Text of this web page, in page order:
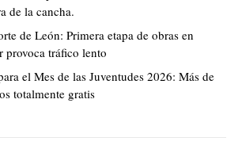
de la cancha.
de León: Primera etapa de obras en
provoca tráfico lento
el Mes de las Juventudes 2026: Más de
totalmente gratis